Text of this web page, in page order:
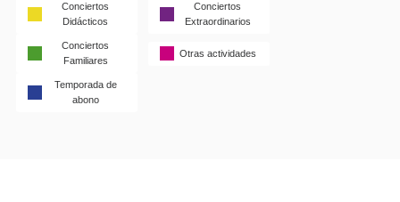
Conciertos
Didácticos
Conciertos
Extraordinarios
Conciertos
Familiares
Otras actividades
Temporada de
abono